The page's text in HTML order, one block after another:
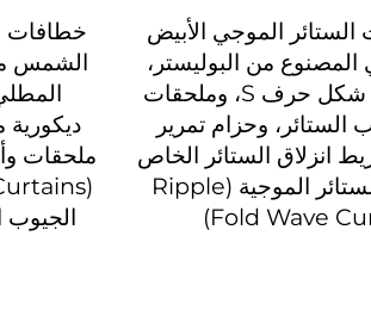
الموجي الأبيض
من البوليستر،
لطيات على شكل حرف S، وملحقات
وحزام تمرير
انزلاق الستائر الخاص
بتجهيزات الستائر الموجية (Ripple
Fold Wave
خطافات
الشمس
ديكورية
ملحقات